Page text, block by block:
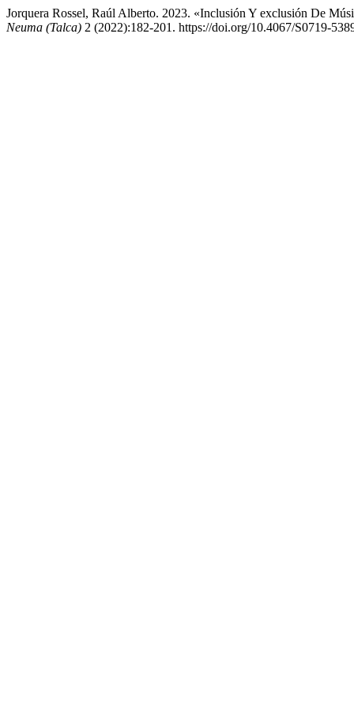
Jorquera Rossel, Raúl Alberto. 2023. «Inclusión Y exclusión De
Neuma (Talca) 2 (2022):182-201. https://doi.org/10.4067/S0719-